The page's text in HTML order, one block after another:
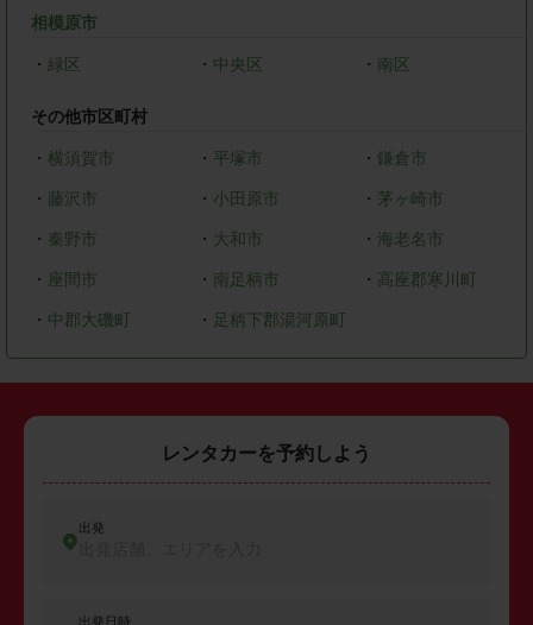
相模原市
・ 緑区 ・ 中央区 ・ 南区
その他市区町村
・ 横須賀市 ・ 平塚市 ・ 鎌倉市
・ 藤沢市 ・ 小田原市 ・ 茅ヶ崎市
・ 秦野市 ・ 大和市 ・ 海老名市
・ 座間市 ・ 南足柄市 ・ 高座郡寒川町
・ 中郡大磯町 ・ 足柄下郡湯河原町
レンタカーを予約しよう
出発
出発日時